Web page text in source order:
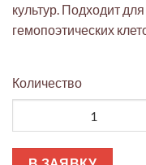
культур. Подходит
гемопоэтических
Количество